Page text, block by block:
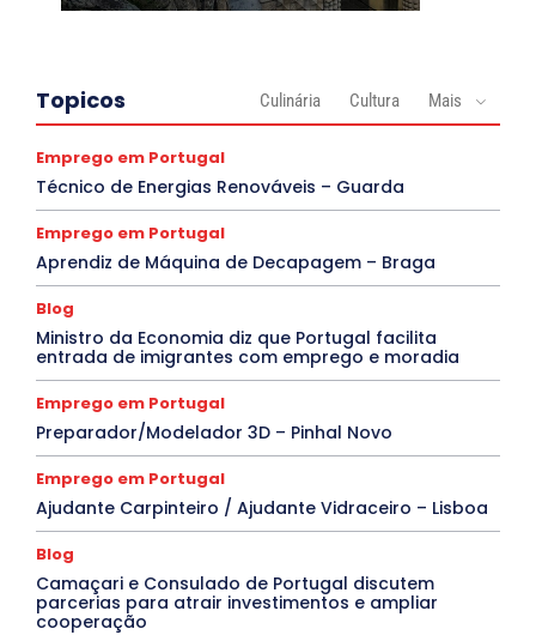
Topicos Culinária Cultura Mais
Emprego em Portugal
Técnico de Energias Renováveis – Guarda
Emprego em Portugal
Aprendiz de Máquina de Decapagem – Braga
Blog
Ministro da Economia diz que Portugal facilita
entrada de imigrantes com emprego e moradia
Emprego em Portugal
Preparador/Modelador 3D – Pinhal Novo
Emprego em Portugal
Ajudante Carpinteiro / Ajudante Vidraceiro – Lisboa
Blog
Camaçari e Consulado de Portugal discutem
parcerias para atrair investimentos e ampliar
cooperação